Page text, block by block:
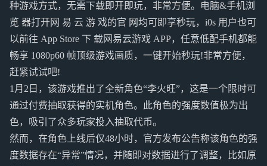
种游戏方式，无需下载即开即玩，非常方便。电脑&手机浏
览 器打开网 易 云 游 戏的官 网均可即享秒玩，i0s 用户也可
以前往 App Store 下 载网易云游戏 APP，任意低配手机都能
畅享 1080p60 帧顶级游戏画质，一键开始秒玩!非常方便，
赶紧试试吧!
1月2日，该游戏推出了全新角色“李火旺”，这是一个限时可
通过付费抽取获得的实机角色。此角色的强度数值极为出
色，吸引了众多玩家投入抽取代币。
然而，在角色上线后仅48小时，官方发布公告称该角色的强
度数据存在“异常”情况，并随即对数据进行了调整，比如原